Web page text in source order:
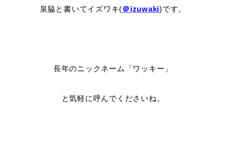
泉脇と書いてイズワキ(＠izuwaki)です。
長年のニックネーム「ワッキー」
と気軽に呼んでくださいね。